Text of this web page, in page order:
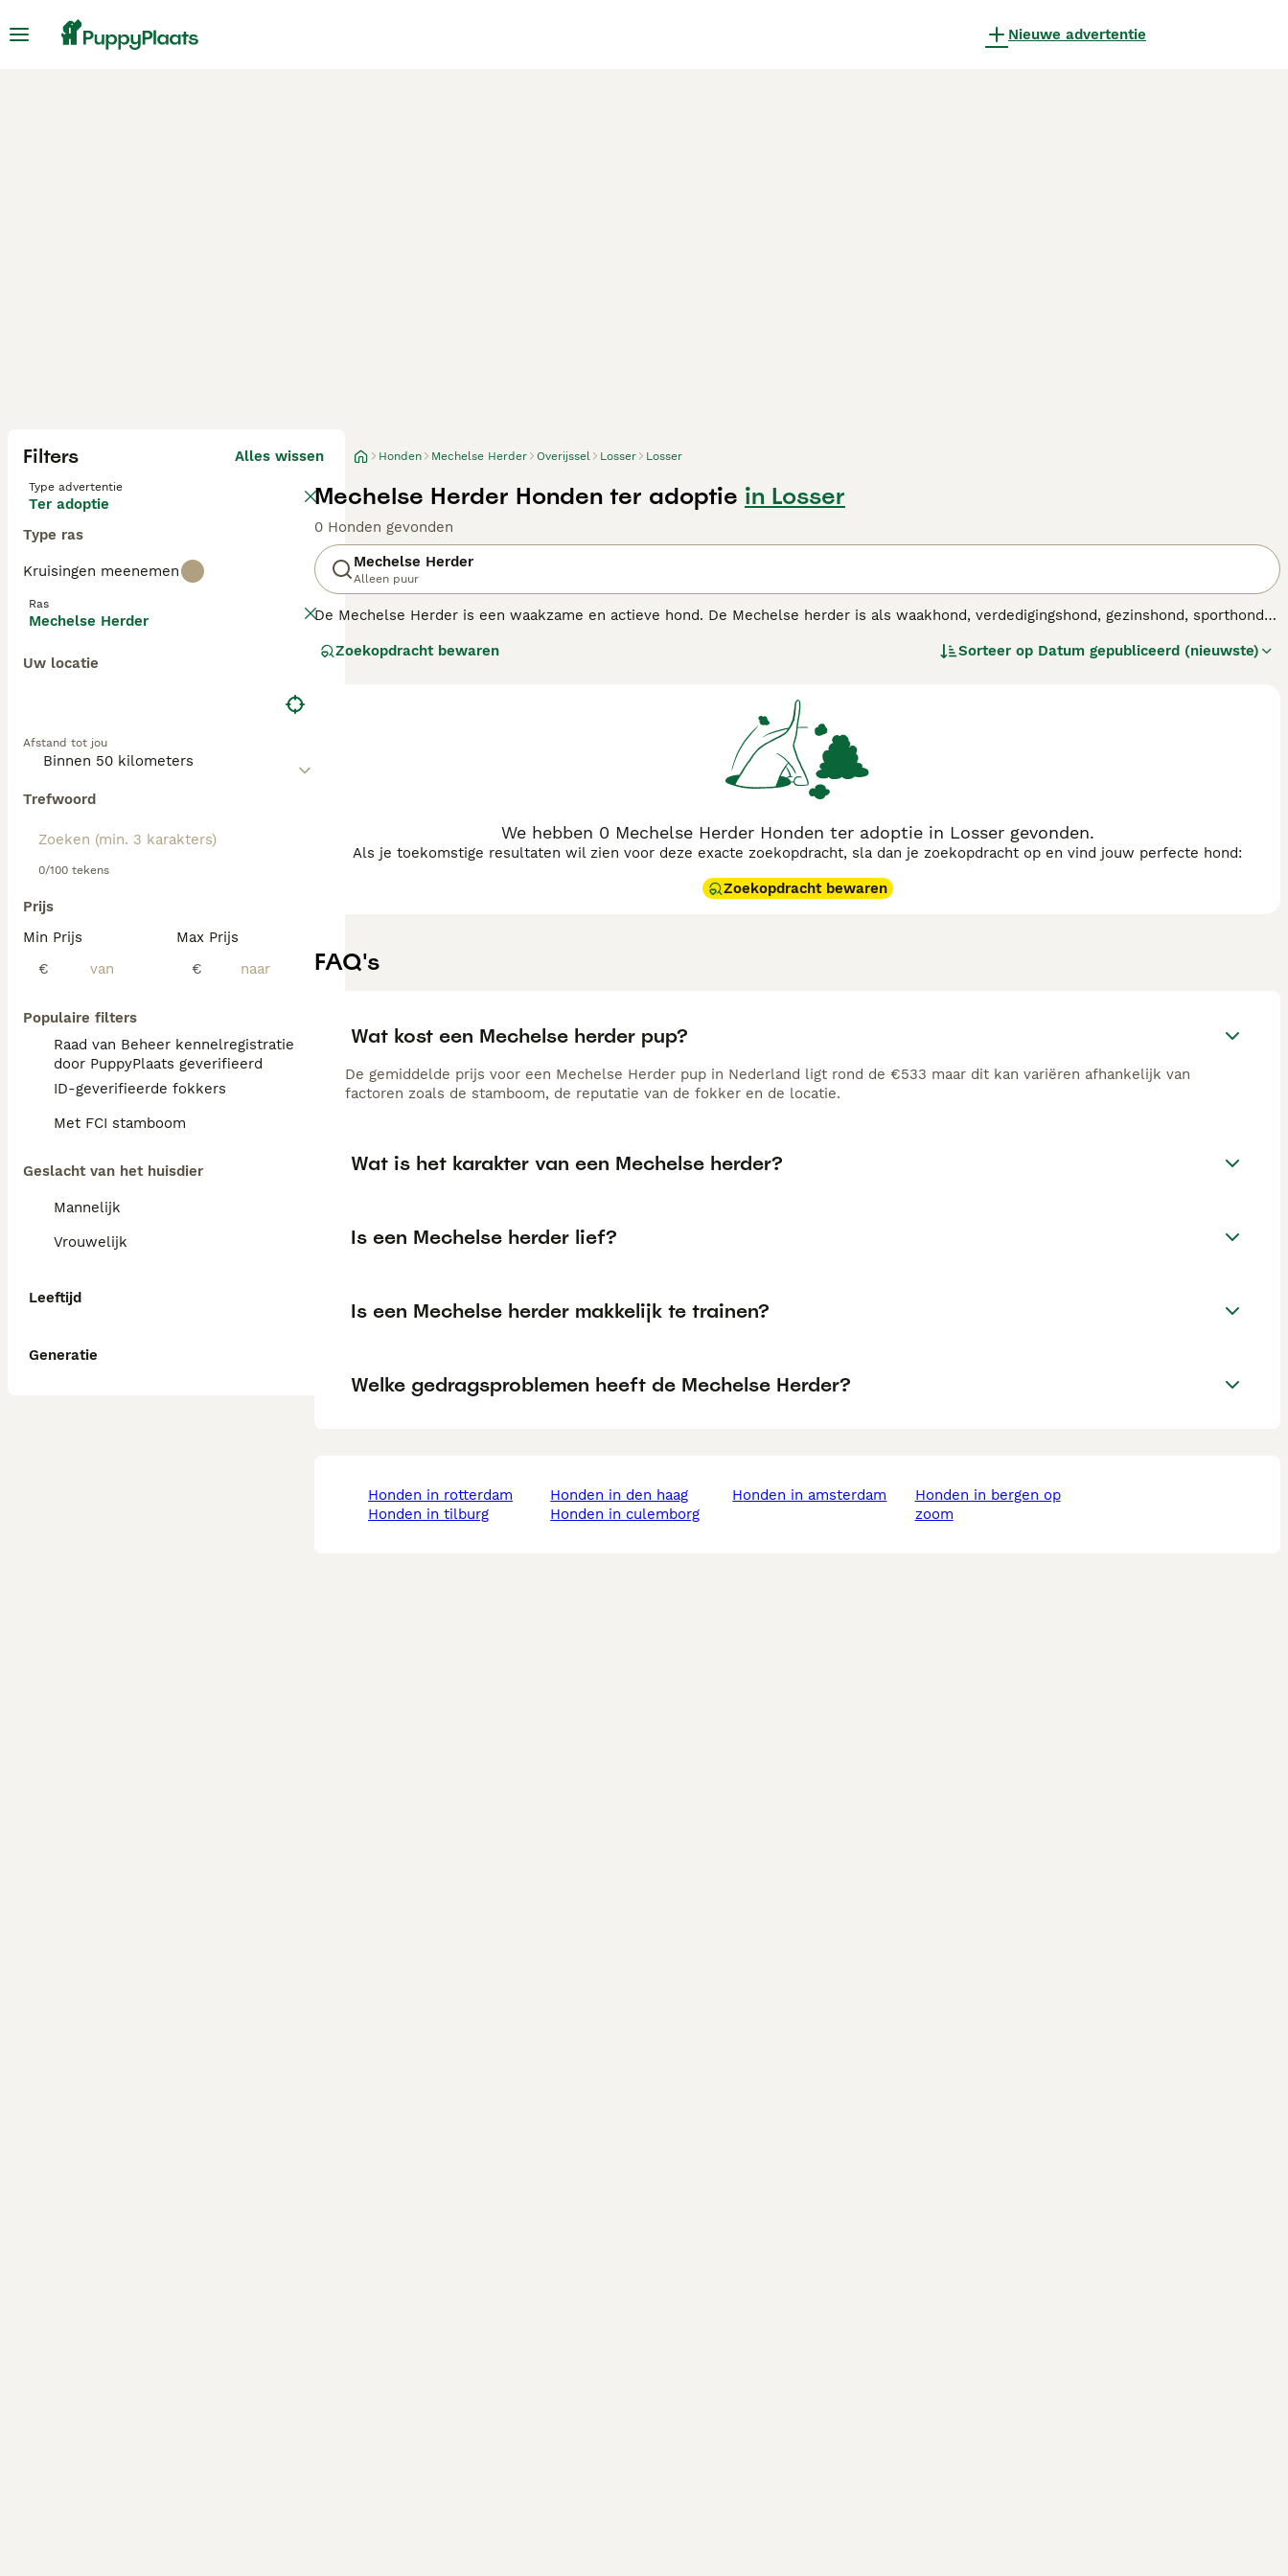
Nieuwe advertentie
Filters Alles wissen
Type advertentie
Ter adoptie
Type ras
Kruisingen meenemen
Ras
Mechelse Herder
Uw locatie
Afstand tot jou
Trefwoord
0/100 tekens
Prijs
Min Prijs
€
Max Prijs
€
Populaire filters
Raad van Beheer kennelregistratie
door PuppyPlaats geverifieerd
ID-geverifieerde fokkers
Met FCI stamboom
Geslacht van het huisdier
Mannelijk
Vrouwelijk
Leeftijd
Generatie
Honden Mechelse Herder Overijssel Losser Losser
Mechelse Herder Honden ter adoptie in Losser
0 Honden gevonden
Mechelse Herder
Alleen puur
De Mechelse Herder is een waakzame en actieve hond. De Mechelse herder is als waakhond, verdedigingshond, gezinshond, sporthond
Zoekopdracht bewaren Sorteer op Datum gepubliceerd (nieuwste)
We hebben 0 Mechelse Herder Honden ter adoptie in Losser gevonden.
Als je toekomstige resultaten wil zien voor deze exacte zoekopdracht, sla dan je zoekopdracht op en vind jouw perfecte hond:
Zoekopdracht bewaren
FAQ's
Wat kost een Mechelse herder pup?
De gemiddelde prijs voor een Mechelse Herder pup in Nederland ligt rond de €533 maar dit kan variëren afhankelijk van
factoren zoals de stamboom, de reputatie van de fokker en de locatie.
Wat is het karakter van een Mechelse herder?
Is een Mechelse herder lief?
Is een Mechelse herder makkelijk te trainen?
Welke gedragsproblemen heeft de Mechelse Herder?
honden in rotterdam
honden in tilburg
honden in den haag
honden in culemborg
honden in amsterdam
honden in bergen op
zoom